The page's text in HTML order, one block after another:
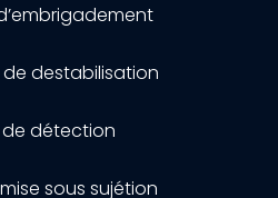
destabilisation
de détection
sous sujétion